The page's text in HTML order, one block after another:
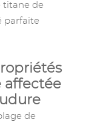
titane de
parfaite
affectée
de